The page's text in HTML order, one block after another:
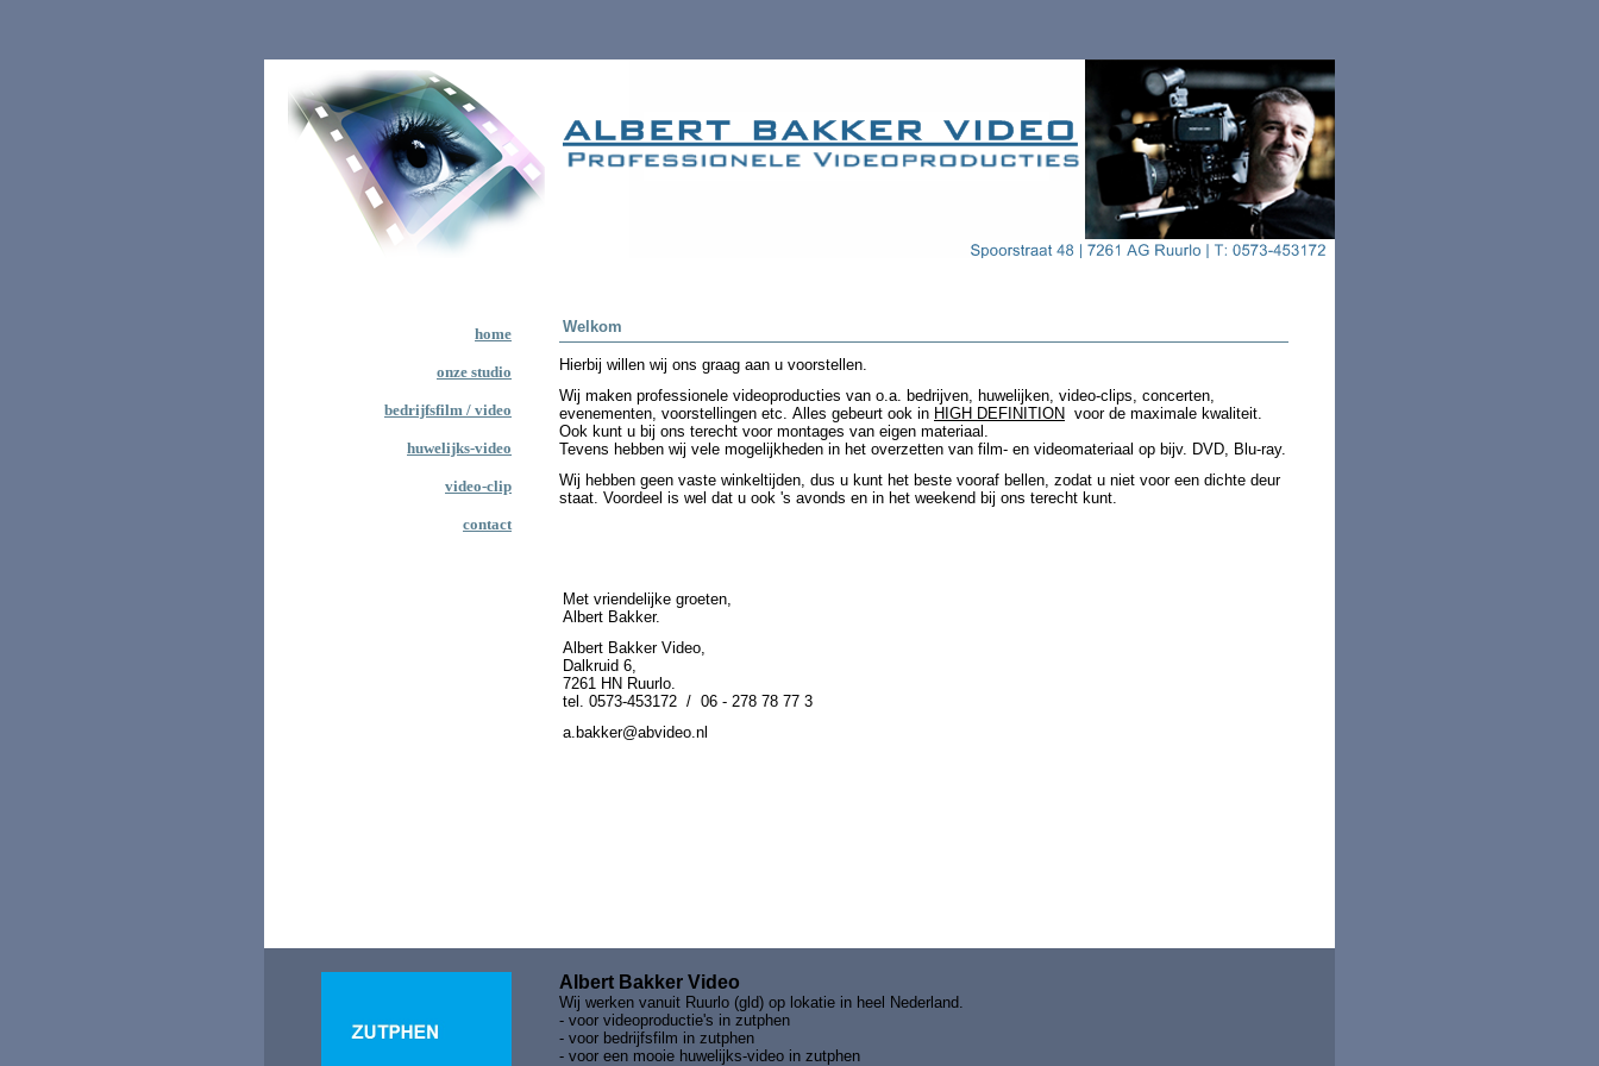
home
onze studio
bedrijfsfilm / video
huwelijks-video
video-clip
contact
Welkom
Hierbij willen wij ons graag aan u voorstellen.
Wij maken professionele videoproducties van o.a. bedrijven, huwelijken, video-clips, concerten,
evenementen, voorstellingen etc. Alles gebeurt ook in HIGH DEFINITION voor de maximale kwaliteit.
Ook kunt u bij ons terecht voor montages van eigen materiaal.
Tevens hebben wij vele mogelijkheden in het overzetten van film- en videomateriaal op bijv. DVD, Blu-ray.
Wij hebben geen vaste winkeltijden, dus u kunt het beste vooraf bellen, zodat u niet voor een dichte deur
staat. Voordeel is wel dat u ook 's avonds en in het weekend bij ons terecht kunt.
Met vriendelijke groeten,
Albert Bakker.
Albert Bakker Video,
Dalkruid 6,
7261 HN Ruurlo.
tel. 0573-453172 / 06 - 278 78 77 3
a.bakker@abvideo.nl
Albert Bakker Video
Wij werken vanuit Ruurlo (gld) op lokatie in heel Nederland.
- voor videoproductie's in zutphen
- voor bedrijfsfilm in zutphen
- voor een mooie huwelijks-video in zutphen